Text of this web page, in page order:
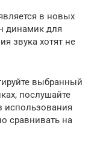
в новых
динамик для
звука хотят не
выбранный
послушайте
использования
сравнивать на